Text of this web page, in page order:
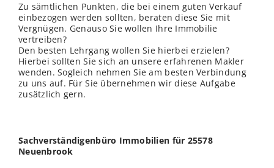
Zu sämtlichen Punkten, die bei einem guten Verkauf
einbezogen werden sollten, beraten diese Sie mit
Vergnügen. Genauso Sie wollen Ihre Immobilie
vertreiben?
Den besten Lehrgang wollen Sie hierbei erzielen?
Hierbei sollten Sie sich an unsere erfahrenen Makler
wenden. Sogleich nehmen Sie am besten Verbindung
zu uns auf. Für Sie übernehmen wir diese Aufgabe
zusätzlich gern.
Sachverständigenbüro Immobilien für 25578
Neuenbrook